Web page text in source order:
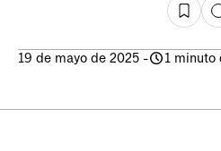
19 de mayo de 2025 - 1 minuto